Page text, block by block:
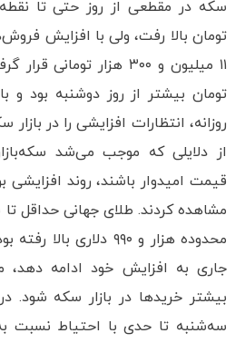
تومان بالا رفت، ولی با افزایش
تومان بیشتر از روز دوشنبه بود
روزانه، انتظارات افزایشی را در
از دلایلی که موجب می‌شد
قیمت امیدوار باشند، روند افزایشی
محدوده هزار و ۹۹۰ دلاری
جاری به افزایش خود ادامه دهد،
بیشتر خریدها در بازار سکه شود.
سه‌شنبه تا حدی با احتیاط نسبت